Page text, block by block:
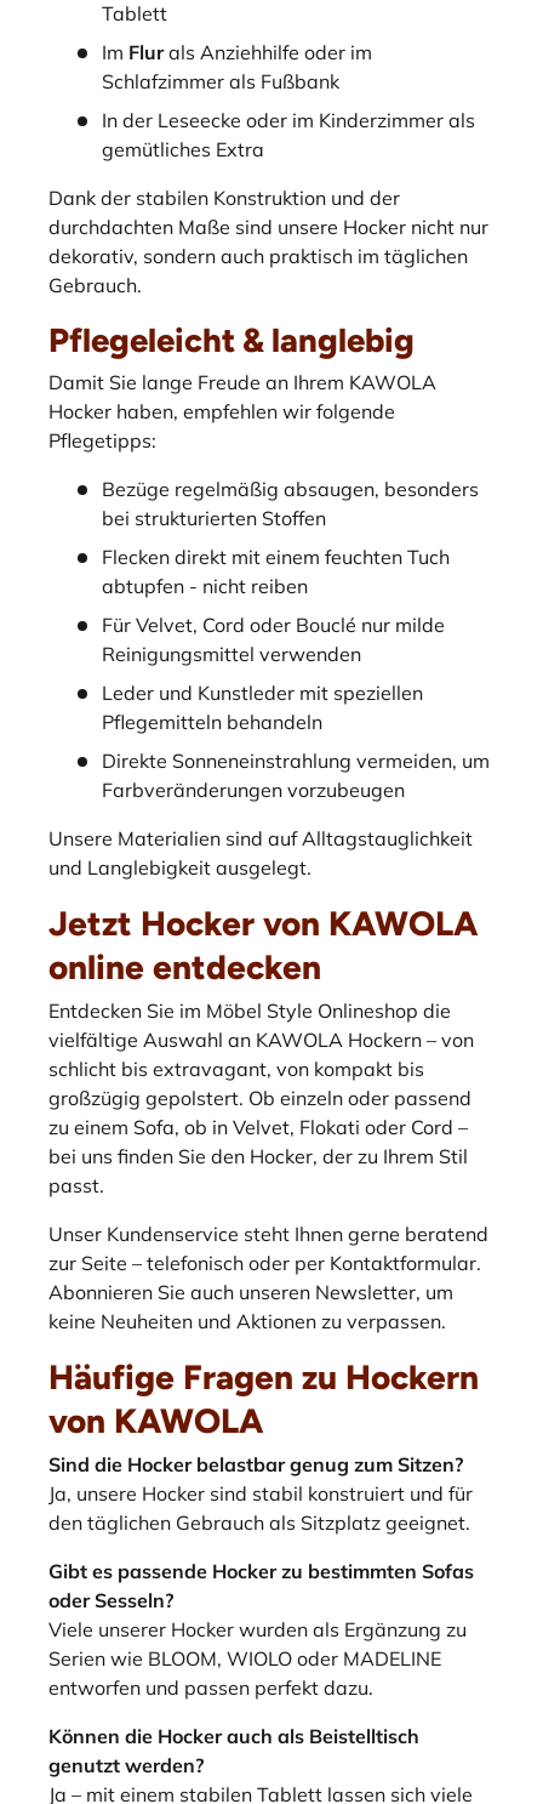
Tablett
Im Flurals Anziehhilfe oder im
Schlafzimmer als Fußbank
In der Leseecke oder im Kinderzimmer als
gemütliches Extra
Dank der stabilen Konstruktion und der
durchdachten Maße sind unsere Hocker nicht nur
dekorativ, sondern auch praktisch im täglichen
Gebrauch.
Pflegeleicht & langlebig
Damit Sie lange Freude an Ihrem KAWOLA
Hocker haben, empfehlen wir folgende
Pflegetipps:
Bezüge regelmäßig absaugen, besonders
bei strukturierten Stoffen
Flecken direkt mit einem feuchten Tuch
abtupfen - nicht reiben
Für Velvet, Cord oder Bouclé nur milde
Reinigungsmittel verwenden
Leder und Kunstleder mit speziellen
Pflegemitteln behandeln
Direkte Sonneneinstrahlung vermeiden, um
Farbveränderungen vorzubeugen
Unsere Materialien sind auf Alltagstauglichkeit
und Langlebigkeit ausgelegt.
Jetzt Hocker von KAWOLA
online entdecken
Entdecken Sie im Möbel Style Onlineshop die
vielfältige Auswahl an KAWOLA Hockern – von
schlicht bis extravagant, von kompakt bis
großzügig gepolstert. Ob einzeln oder passend
zu einem Sofa, ob in Velvet, Flokati oder Cord –
bei uns finden Sie den Hocker, der zu Ihrem Stil
passt.
Unser Kundenservice steht Ihnen gerne beratend
zur Seite – telefonisch oder per Kontaktformular.
Abonnieren Sie auch unseren Newsletter, um
keine Neuheiten und Aktionen zu verpassen.
Häufige Fragen zu Hockern
von KAWOLA
Sind die Hocker belastbar genug zum Sitzen?
Ja, unsere Hocker sind stabil konstruiert und für
den täglichen Gebrauch als Sitzplatz geeignet.
Gibt es passende Hocker zu bestimmten Sofas
oder Sesseln?
Viele unserer Hocker wurden als Ergänzung zu
Serien wie BLOOM, WIOLO oder MADELINE
entworfen und passen perfekt dazu.
Können die Hocker auch als Beistelltisch
genutzt werden?
Ja – mit einem stabilen Tablett lassen sich viele